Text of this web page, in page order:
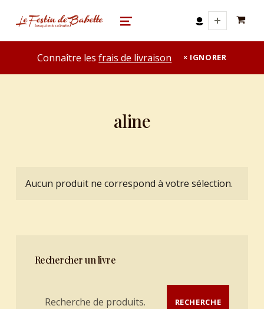
le festin de babette
"LE FESTIN DE BABETTE" – BOUQUINERIE GASTRONOMIQUE MENU
Connaître lesfrais de livraison IGNORER
aline
Aucun produit ne correspond à votre sélection.
Rechercher un livre
Recherche pour : RECHERCHE